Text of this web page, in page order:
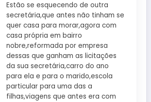
Estão se esquecendo de outra
secretária,que antes não tinham se
quer casa para morar,agora com
casa própria em bairro
nobre,reformada por empresa
dessas que ganham as licitações
da sua secretária,carro do ano
para ela e para o marido,escola
particular para uma das a
filhas,viagens que antes era com